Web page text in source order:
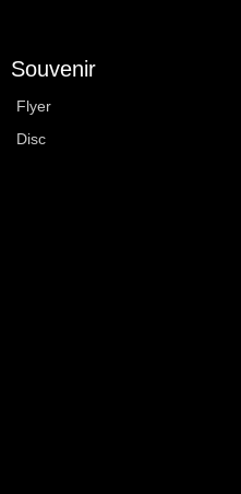
Souvenir
Flyer
Disc